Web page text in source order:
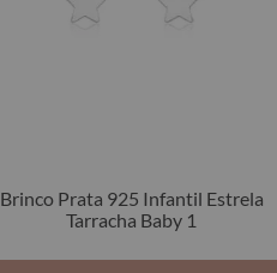
Brinco Prata 925 Infantil Estrela
Tarracha Baby 1